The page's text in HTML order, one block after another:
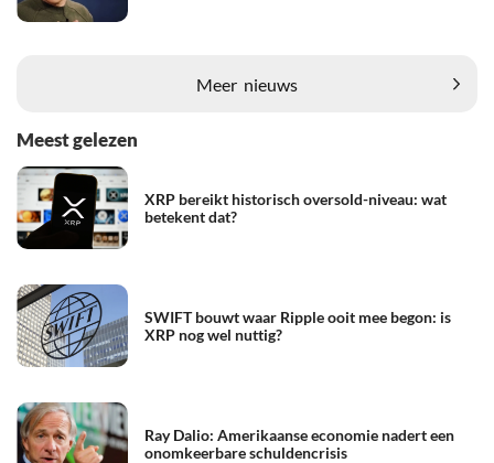
Meer nieuws
Meest gelezen
XRP bereikt historisch oversold-niveau: wat
betekent dat?
SWIFT bouwt waar Ripple ooit mee begon: is
XRP nog wel nuttig?
Ray Dalio: Amerikaanse economie nadert een
onomkeerbare schuldencrisis